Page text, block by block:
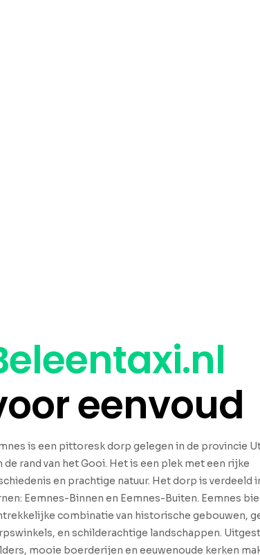
eenvoud
is een pittoresk dorp gelegen in de provincie
de rand van het Gooi. Het is een plek met een rijke
en prachtige natuur. Het dorp is verdeeld
Eemnes-Binnen en Eemnes-Buiten. Eemnes
combinatie van historische gebouwen,
en schilderachtige landschappen.
mooie boerderijen en eeuwenoude kerken